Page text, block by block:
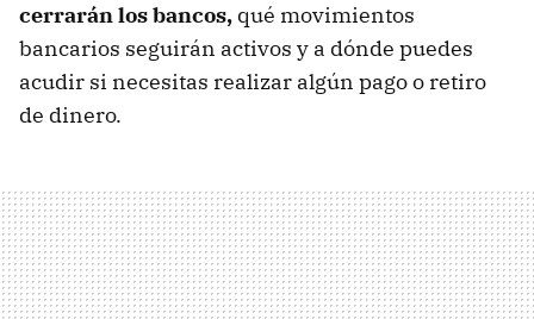
cerrarán los bancos, qué movimientos
bancarios seguirán activos y a dónde puedes
acudir si necesitas realizar algún pago o retiro
de dinero.